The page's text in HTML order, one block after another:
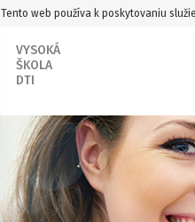
Tento web používa k poskytovaniu
VYSOKÁ
ŠKOLA
DTI